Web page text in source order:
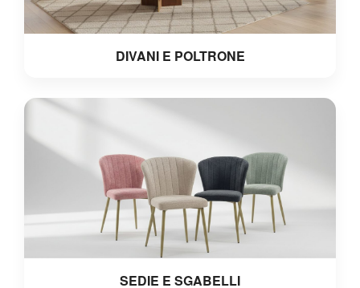
DIVANI E POLTRONE
SEDIE E SGABELLI